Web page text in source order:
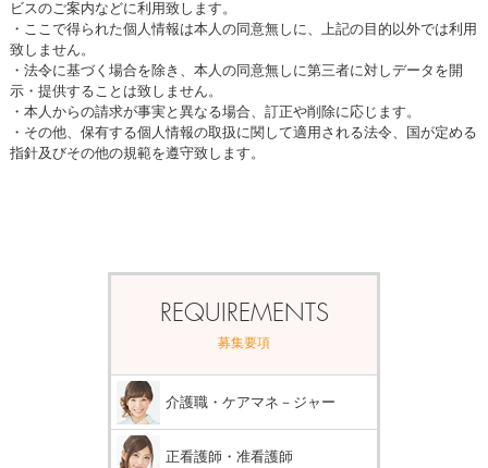
ビスのご案内などに利用致します。
・ここで得られた個人情報は本人の同意無しに、上記の目的以外では利用
致しません。
・法令に基づく場合を除き、本人の同意無しに第三者に対しデータを開
示・提供することは致しません。
・本人からの請求が事実と異なる場合、訂正や削除に応じます。
・その他、保有する個人情報の取扱に関して適用される法令、国が定める
指針及びその他の規範を遵守致します。
REQUIREMENTS
募集要項
介護職・ケアマネ－ジャー
正看護師・准看護師